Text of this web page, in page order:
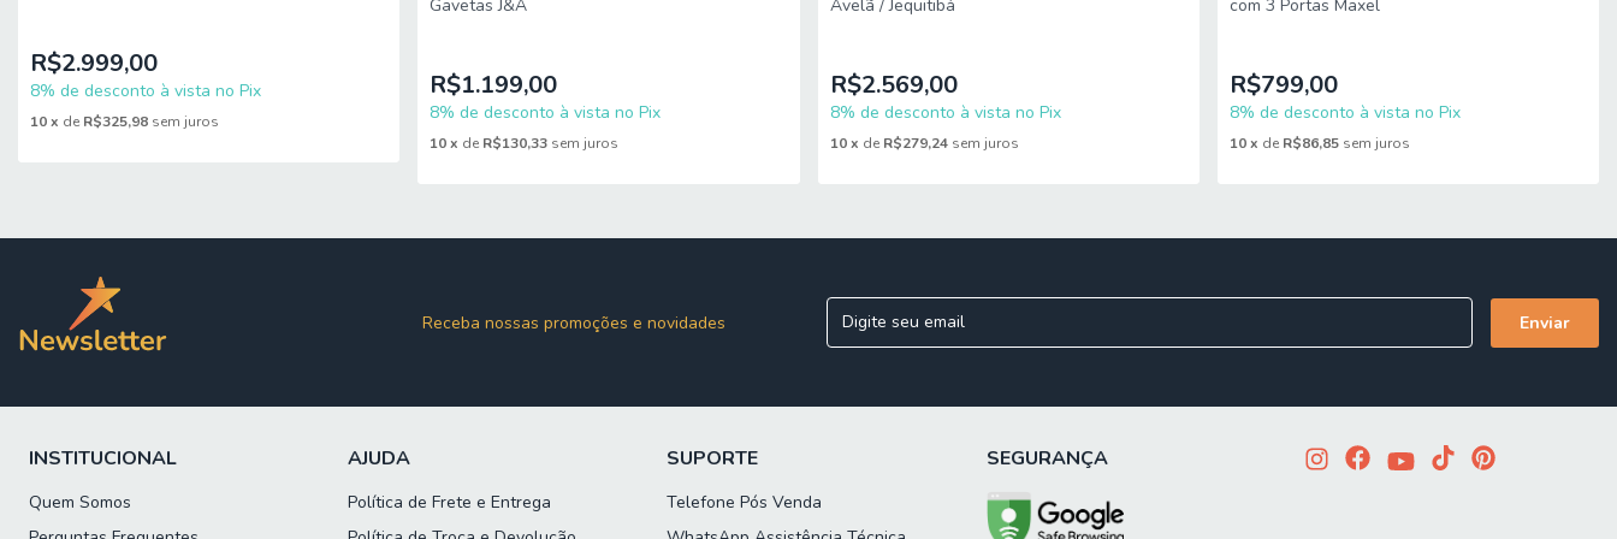
Não realizamos montagem, desmontagem, transporte por escadas ou içamento. É responsabilidade do cliente verificar se as dimensões do produto são compatíveis com portas, elevadores e
R$2.999,00
8% de desconto à vista no Pix
10x de R$325,98 sem juros
Gavetas J&A
R$1.199,00
8% de desconto à vista no Pix
10 x de R$130,33 sem juros
Avelã / Jequitibá
R$2.569,00
8% de desconto à vista no Pix
10 x de R$279,24 sem juros
com 3 Portas Maxel
R$799,00
8% de desconto à vista no Pix
10 x de R$86,85 sem juros
Receba nossas promoções e novidades
INSTITUCIONAL
Quem Somos
AJUDA
Política de Frete e Entrega
SUPORTE
Telefone Pós Venda
SEGURANÇA